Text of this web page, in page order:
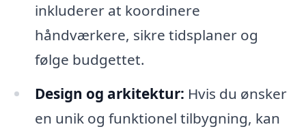
inkluderer at koordinere
håndværkere, sikre tidsplaner og
følge budgettet.
Design og arkitektur: Hvis du ønsker
en unik og funktionel tilbygning, kan